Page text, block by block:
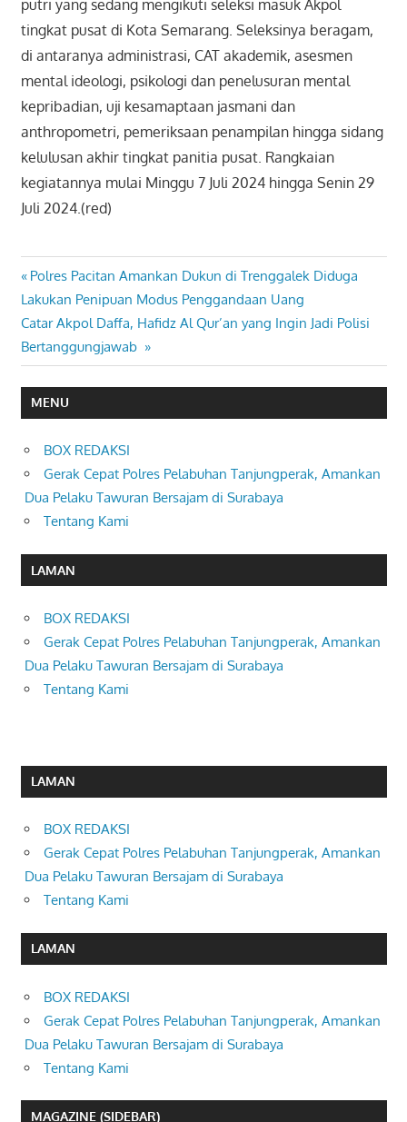
putri yang sedang mengikuti seleksi masuk Akpol
tingkat pusat di Kota Semarang. Seleksinya beragam,
di antaranya administrasi, CAT akademik, asesmen
mental ideologi, psikologi dan penelusuran mental
kepribadian, uji kesamaptaan jasmani dan
anthropometri, pemeriksaan penampilan hingga sidang
kelulusan akhir tingkat panitia pusat. Rangkaian
kegiatannya mulai Minggu 7 Juli 2024 hingga Senin 29
Juli 2024.(red)
Navigasi
pos
Previous
Post:
Polres Pacitan Amankan Dukun di Trenggalek Diduga
Lakukan Penipuan Modus Penggandaan Uang
Next
Post:
Catar Akpol Daffa, Hafidz Al Qur’an yang Ingin Jadi Polisi
Bertanggungjawab
MENU
BOX REDAKSI
Gerak Cepat Polres Pelabuhan Tanjungperak, Amankan
Dua Pelaku Tawuran Bersajam di Surabaya
Tentang Kami
LAMAN
BOX REDAKSI
Gerak Cepat Polres Pelabuhan Tanjungperak, Amankan
Dua Pelaku Tawuran Bersajam di Surabaya
Tentang Kami
LAMAN
BOX REDAKSI
Gerak Cepat Polres Pelabuhan Tanjungperak, Amankan
Dua Pelaku Tawuran Bersajam di Surabaya
Tentang Kami
LAMAN
BOX REDAKSI
Gerak Cepat Polres Pelabuhan Tanjungperak, Amankan
Dua Pelaku Tawuran Bersajam di Surabaya
Tentang Kami
MAGAZINE (SIDEBAR)